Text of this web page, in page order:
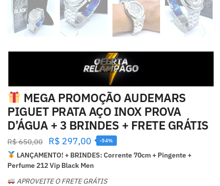
MEGA PROMOÇÃO AUDEMARS
PIGUET PRATA AÇO INOX PROVA
D’ÁGUA + 3 BRINDES + FRETE GRÁTIS
R$650,00 R$ 297,00 -54%
LANÇAMENTO! + BRINDES: Corrente 70cm + Pingente +
Perfume 212 Vip Black Men
APROVEITE O FRETE GRÁTIS